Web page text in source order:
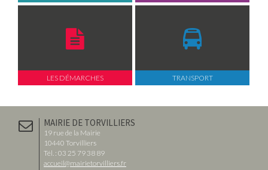
LES DÉMARCHES TRANSPORT
MAIRIE DE TORVILLIERS
19 rue de la Mairie
10440 Torvilliers
Tél. : 03 25 79 38 89
accueil@mairietorvilliers.fr